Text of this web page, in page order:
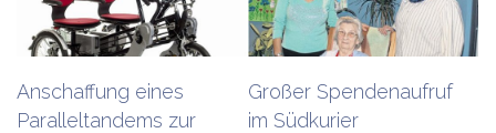
Anschaffung eines
Paralleltandems zur
Großer Spendenaufruf
im Südkurier